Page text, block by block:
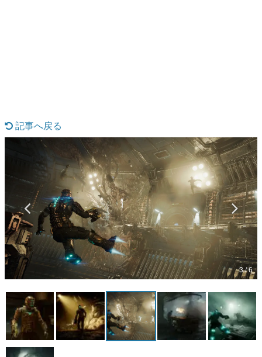
具体的な形から解き明かしていく、硬派で骨太な評論連載
です。
ゲームが変えた日本語
「経験値」「裏技」「ラスボス」… ゲームにまつわる言葉
の起源や用法の変遷を、コンピューター文化史研究家・タ
イニーP氏が徹底調査。
カテゴリ
特集記事
マンガ
女性向け
アプリレビュー
その他
記事へ戻る
3 / 6